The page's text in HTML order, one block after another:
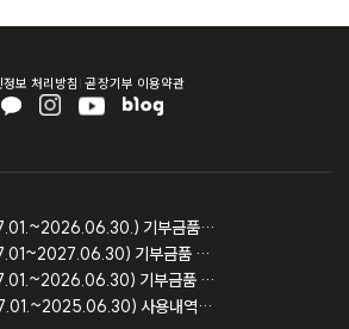
정보 처리방침 곧장기부 이용약관
곧장기부 제5기(2025.07.01.~2026.06.30.) 기부금품 모집결과 보고
곧장기부 제6기(2026.07.01~2027.06.30) 기부금품 모집등록 보고
곧장기부 제5기(2025.07.01.~2026.06.30) 기부금품 모집등록 보고
곧장기부 제4기 (2024.07.01.~2025.06.30) 사용내역 및 회계감사 보고